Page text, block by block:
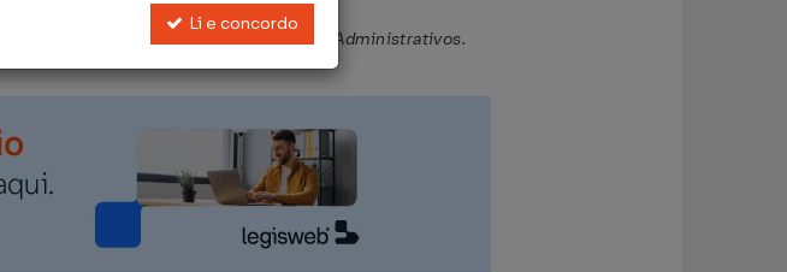
integrar os Tribunais Judiciários e Administrativos.
Li e concordo